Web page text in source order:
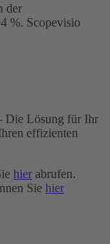
der
%. Scopevisio
Die Lösung für Ihr
effizienten
hier abrufen.
Sie hier